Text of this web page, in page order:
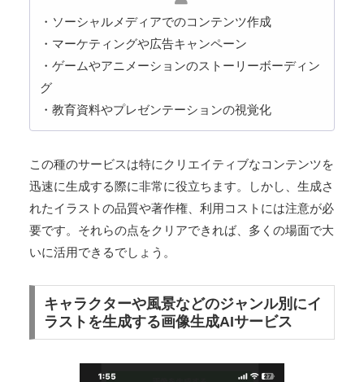
・ソーシャルメディアでのコンテンツ作成
・マーケティングや広告キャンペーン
・ゲームやアニメーションのストーリーボーディン
グ
・教育資料やプレゼンテーションの視覚化
この種のサービスは特にクリエイティブなコンテンツを
迅速に生成する際に非常に役立ちます。しかし、生成さ
れたイラストの品質や著作権、利用コストには注意が必
要です。それらの点をクリアできれば、多くの場面で大
いに活用できるでしょう。
キャラクターや風景などのジャンル別にイ
ラストを生成する画像生成AIサービス